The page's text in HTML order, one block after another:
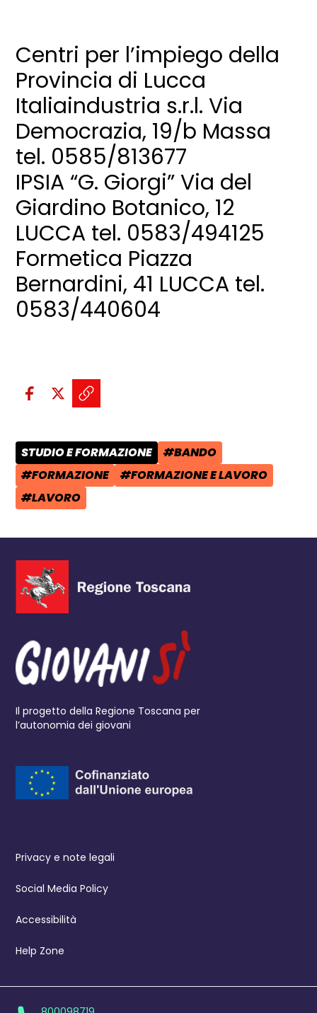
Centri per lʼimpiego della
Provincia di Lucca
Italiaindustria s.r.l. Via
Democrazia, 19/b Massa
tel. 0585/813677
IPSIA “G. Giorgi” Via del
Giardino Botanico, 12
LUCCA tel. 0583/494125
Formetica Piazza
Bernardini, 41 LUCCA tel.
0583/440604
Condividi sui social:
Condividi su Facebook - apre
Condividi su X - apre una
Copia il link e condividi -
CATEGORIA POST:
STUDIO E FORMAZIONE TAG:
#BANDO
TAG:
#FORMAZIONE TAG:
#FORMAZIONE E LAVORO
TAG:
#LAVORO
Il progetto della Regione Toscana per
l’autonomia dei giovani
Privacy e note legali
Social Media Policy
Accessibilità
Help Zone